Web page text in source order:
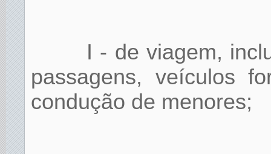
I - de viagem,
passagens, veículos
condução de menores;